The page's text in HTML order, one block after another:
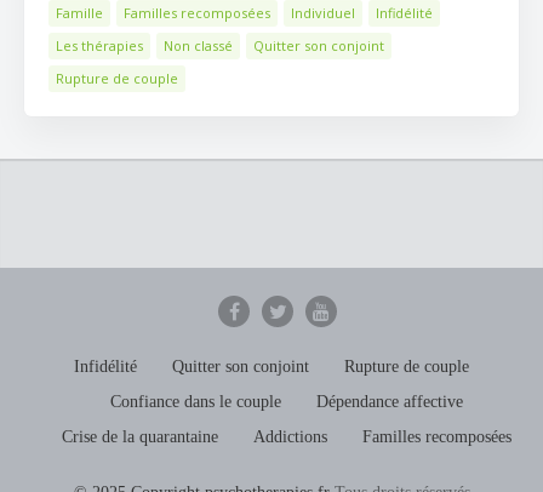
Famille
Familles recomposées Individuel
Infidélité
Les thérapies
Non classé
Quitter son conjoint
Rupture de couple
Infidélité Quitter son conjoint
Rupture de couple
Confiance dans le couple
Dépendance affective
Crise de la quarantaine
Addictions Familles recomposées